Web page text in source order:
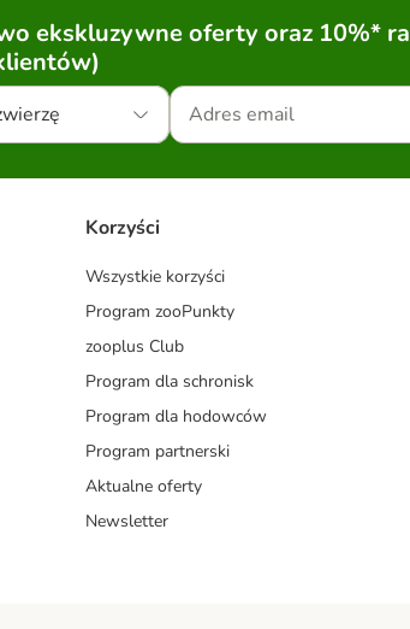
ekskluzywne oferty oraz 10%*
Korzyści
Wszystkie korzyści
Program zooPunkty
zooplus Club
Program dla schronisk
Program dla hodowców
Program partnerski
Aktualne oferty
Newsletter